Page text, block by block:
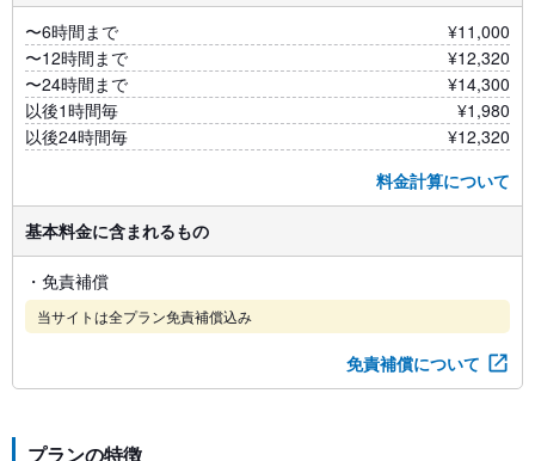
〜6時間まで
¥11,000
〜12時間まで
¥12,320
〜24時間まで
¥14,300
以後1時間毎
¥1,980
以後24時間毎
¥12,320
料金計算について
基本料金に含まれるもの
・免責補償
当サイトは全プラン免責補償込み
免責補償について
プランの特徴